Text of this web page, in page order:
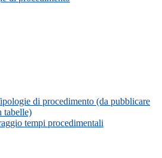
di procedimento (da pubblicare
tabelle)
tempi procedimentali